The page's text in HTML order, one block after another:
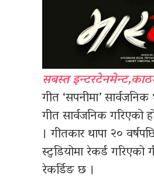
सबस्त
गीत ‘सपनीमा’
गीत सार्वजनिक गरिएको
। गीतकार थापा २०
स्टुडियोमा रेकर्ड गरिएको
रेकर्डिङ छ ।